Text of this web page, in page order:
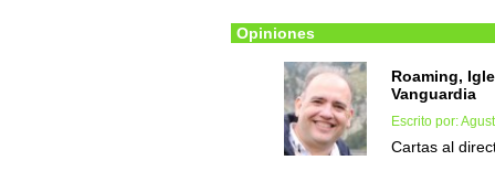
Opiniones
Roaming,
Vanguardia
Escrito por:
Cartas al